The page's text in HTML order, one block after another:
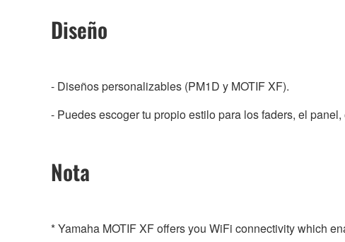
Diseño
- Diseños personalizables (PM1D y MOTIF XF).
- Puedes escoger tu propio estilo para los faders, el
Nota
* Yamaha MOTIF XF offers you WiFi connectivity which